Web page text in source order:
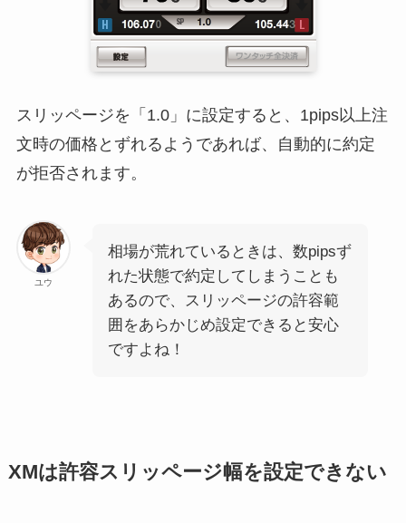
スリッページを「1.0」に設定すると、1pips以上注
文時の価格とずれるようであれば、自動的に約定
が拒否されます。
ユウ
相場が荒れているときは、数pipsず
れた状態で約定してしまうことも
あるので、スリッページの許容範
囲をあらかじめ設定できると安心
ですよね！
XMは許容スリッページ幅を設定できない